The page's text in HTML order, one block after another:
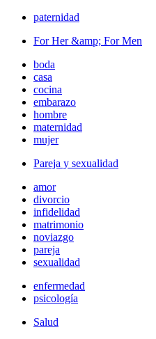
paternidad
For Her &amp; For Men
boda
casa
cocina
embarazo
hombre
maternidad
mujer
Pareja y sexualidad
amor
divorcio
infidelidad
matrimonio
noviazgo
pareja
sexualidad
enfermedad
psicología
Salud